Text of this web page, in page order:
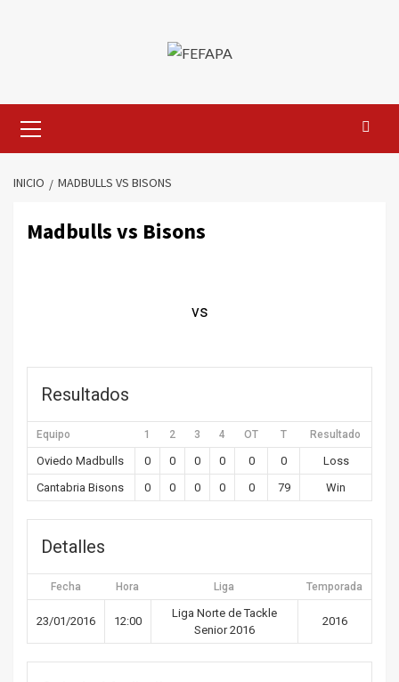
primario
INICIO MADBULLS VS BISONS
Madbulls vs Bisons
vs
Resultados
Equipo 1 2 3 4 OT T Resultado
Oviedo Madbulls 0 0 0 0 0 0
Loss
Cantabria Bisons
0 0 0 0 0 79 Win
Detalles
Fecha Hora Liga Temporada
23/01/2016 12:00
Liga Norte de Tackle
Senior 2016
2016